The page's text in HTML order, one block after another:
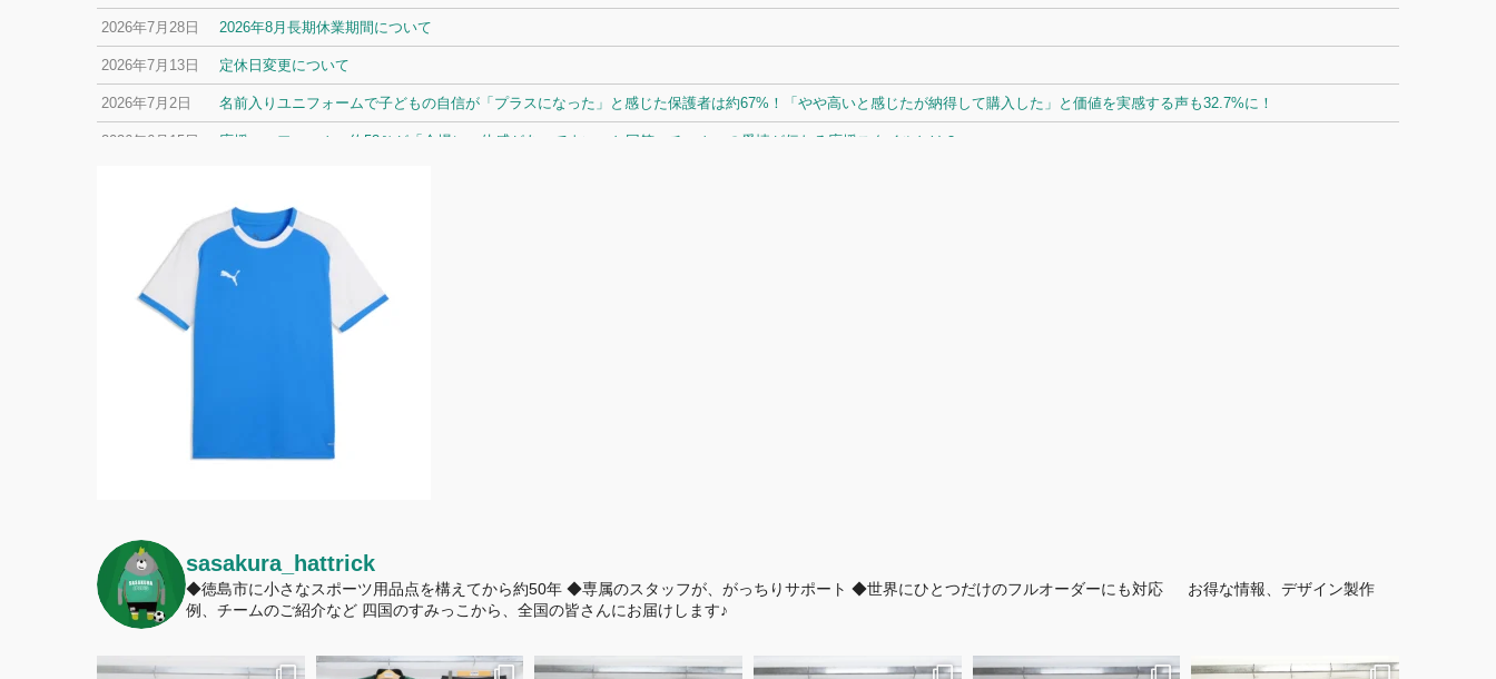
2026年7月28日 2026年8月長期休業期間について
2026年7月13日 定休日変更について
2026年7月2日 名前入りユニフォームで子どもの自信が「プラスになった」と感じた保護者は約67%！「やや高いと感じたが納得して購入した」と価値を実感する声も32.7%に！
2026年6月15日 応援ユニフォーム、約53％が「会場に一体感があってよい」と回答。チームへの愛情が伝わる応援スタイルとは？
sasakura_hattrick
◆徳島市に小さなスポーツ用品点を構えてから約50年 ◆専属のスタッフが、がっちりサポート ◆世界にひとつだけのフルオーダーにも対応
お得な情報、デザイン製作
例、チームのご紹介など 四国のすみっこから、全国の皆さんにお届けします♪